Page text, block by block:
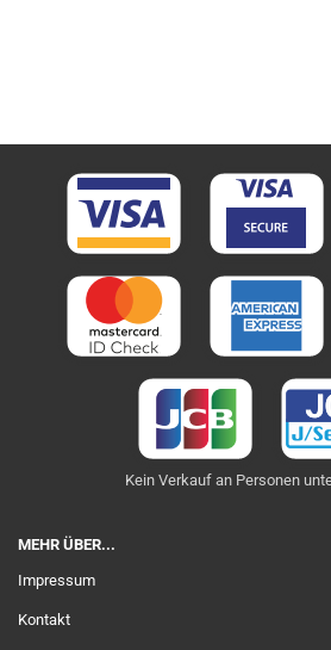
Kein Verkauf an Personen
MEHR ÜBER...
Impressum
Kontakt